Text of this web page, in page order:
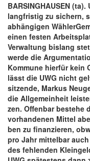
BAR­SIN­G­HAU­SEN
lang­fris­tig zu si­chern,
ab­hän­gi­gen
einen fes­ten
Ver­wal­tung bis­lang
werde die
Kom­mune hier­für kein
lässt die UWG nicht
sit­zen­de, Mar­kus
die All­ge­mein­heit
zen. Of­fen­bar be­stehe
vor­han­de­nen Mit­tel
ben zu fi­nan­zie­ren,
pro Jahr mit­tel­bar
des feh­len­den